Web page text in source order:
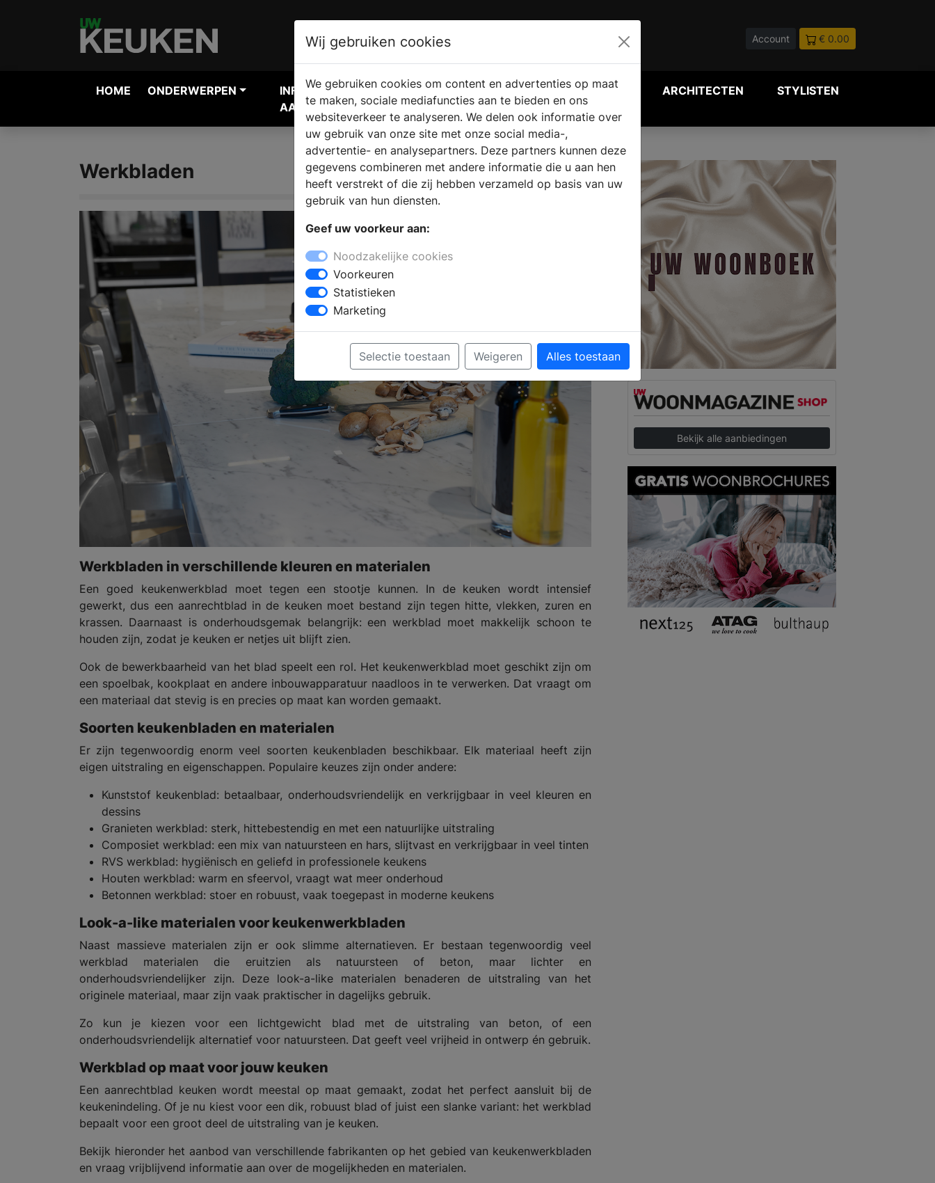
Account € 0.00
HOME ONDERWERPEN
INFORMATIE
AANVRAGEN
VERKOOPLOCATIE
VINDEN
WEBSHOP ARCHITECTEN STYLISTEN
Werkbladen
Werkbladen in verschillende kleuren en materialen
Een goed keukenwerkblad moet tegen een stootje kunnen. In de keuken wordt intensief
gewerkt, dus een aanrechtblad in de keuken moet bestand zijn tegen hitte, vlekken, zuren en
krassen. Daarnaast is onderhoudsgemak belangrijk: een werkblad moet makkelijk schoon te
houden zijn, zodat je keuken er netjes uit blijft zien.
Ook de bewerkbaarheid van het blad speelt een rol. Het keukenwerkblad moet geschikt zijn om
een spoelbak, kookplaat en andere inbouwapparatuur naadloos in te verwerken. Dat vraagt om
een materiaal dat stevig is en precies op maat kan worden gemaakt.
Soorten keukenbladen en materialen
Er zijn tegenwoordig enorm veel soorten keukenbladen beschikbaar. Elk materiaal heeft zijn
eigen uitstraling en eigenschappen. Populaire keuzes zijn onder andere:
Kunststof keukenblad: betaalbaar, onderhoudsvriendelijk en verkrijgbaar in veel kleuren en
dessins
Granieten werkblad: sterk, hittebestendig en met een natuurlijke uitstraling
Composiet werkblad: een mix van natuursteen en hars, slijtvast en verkrijgbaar in veel tinten
RVS werkblad: hygiënisch en geliefd in professionele keukens
Houten werkblad: warm en sfeervol, vraagt wat meer onderhoud
Betonnen werkblad: stoer en robuust, vaak toegepast in moderne keukens
Look-a-like materialen voor keukenwerkbladen
Naast massieve materialen zijn er ook slimme alternatieven. Er bestaan tegenwoordig veel
werkblad materialen die eruitzien als natuursteen of beton, maar lichter en
onderhoudsvriendelijker zijn. Deze look-a-like materialen benaderen de uitstraling van het
originele materiaal, maar zijn vaak praktischer in dagelijks gebruik.
Zo kun je kiezen voor een lichtgewicht blad met de uitstraling van beton, of een
onderhoudsvriendelijk alternatief voor natuursteen. Dat geeft veel vrijheid in ontwerp én gebruik.
Werkblad op maat voor jouw keuken
Een aanrechtblad keuken wordt meestal op maat gemaakt, zodat het perfect aansluit bij de
keukenindeling. Of je nu kiest voor een dik, robuust blad of juist een slanke variant: het werkblad
bepaalt voor een groot deel de uitstraling van je keuken.
Bekijk hieronder het aanbod van verschillende fabrikanten op het gebied van keukenwerkbladen
en vraag vrijblijvend informatie aan over de mogelijkheden en materialen.
Bekijk alle aanbiedingen
Wij gebruiken cookies
We gebruiken cookies om content en advertenties op maat
te maken, sociale mediafuncties aan te bieden en ons
websiteverkeer te analyseren. We delen ook informatie over
uw gebruik van onze site met onze social media-,
advertentie- en analysepartners. Deze partners kunnen deze
gegevens combineren met andere informatie die u aan hen
heeft verstrekt of die zij hebben verzameld op basis van uw
gebruik van hun diensten.
Geef uw voorkeur aan:
Noodzakelijke cookies
Voorkeuren
Statistieken
Marketing
Selectie toestaan Weigeren Alles toestaan